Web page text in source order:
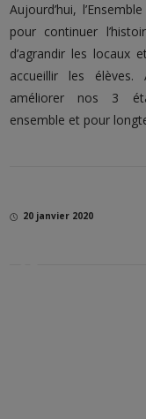
Aujourd’hui,
pour continuer
d’agrandir les locaux
accueillir les élèves.
améliorer nos 3
ensemble et pour
20 janvier 2020